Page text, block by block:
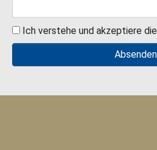
Ich verstehe und akzeptiere die